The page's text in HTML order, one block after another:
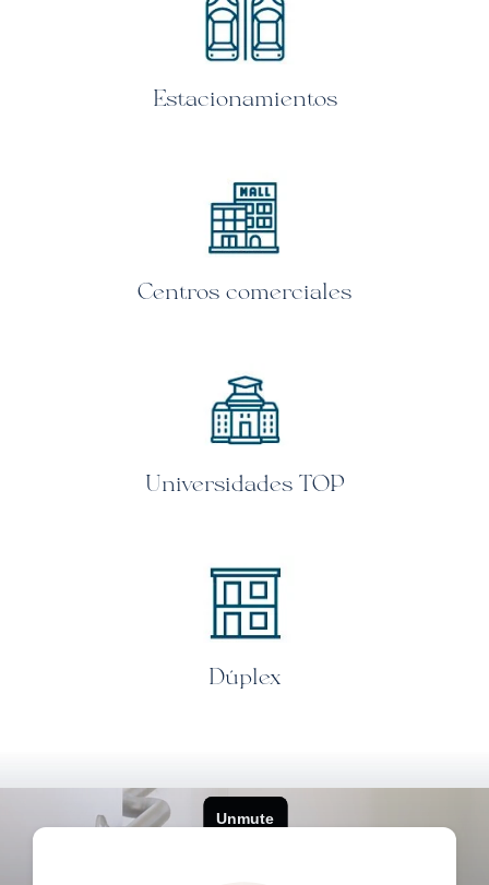
Estacionamientos
Centros comerciales
Universidades TOP
Dúplex